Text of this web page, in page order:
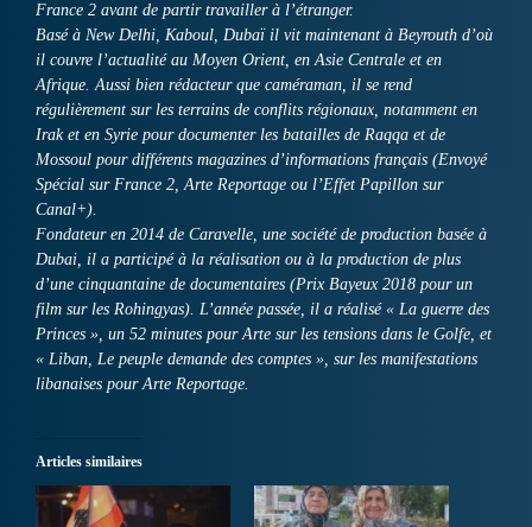
France 2 avant de partir travailler à l’étranger.
Basé à New Delhi, Kaboul, Dubaï il vit maintenant à Beyrouth d’où
il couvre l’actualité au Moyen Orient, en Asie Centrale et en
Afrique. Aussi bien rédacteur que caméraman, il se rend
régulièrement sur les terrains de conflits régionaux, notamment en
Irak et en Syrie pour documenter les batailles de Raqqa et de
Mossoul pour différents magazines d’informations français (Envoyé
Spécial sur France 2, Arte Reportage ou l’Effet Papillon sur
Canal+).
Fondateur en 2014 de Caravelle, une société de production basée à
Dubai, il a participé à la réalisation ou à la production de plus
d’une cinquantaine de documentaires (Prix Bayeux 2018 pour un
film sur les Rohingyas). L’année passée, il a réalisé « La guerre des
Princes », un 52 minutes pour Arte sur les tensions dans le Golfe, et
« Liban, Le peuple demande des comptes », sur les manifestations
libanaises pour Arte Reportage.
Articles similaires